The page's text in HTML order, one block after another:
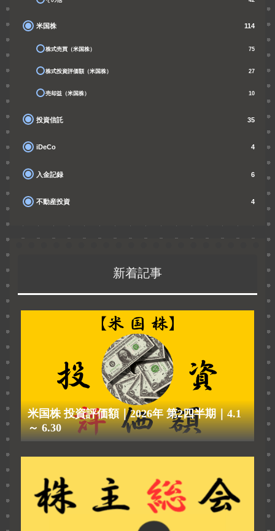
米国株 114
株式売買（米国株） 75
株式投資評価額（米国株） 27
売却益（米国株） 10
投資信託 35
iDeCo 4
入金記録 6
不動産投資 4
新着記事
米国株 投資評価額｜2026年 第2四半期｜4.1
～ 6.30